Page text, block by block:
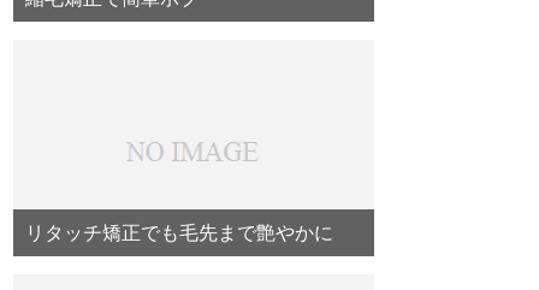
リタッチ矯正でも毛先まで艶やかに